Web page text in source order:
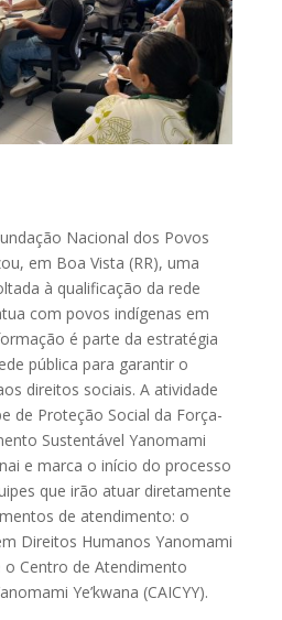
Nacional dos Povos
em Boa Vista (RR), uma
à qualificação da rede
com povos indígenas em
é parte da estratégia
pública para garantir o
direitos sociais. A atividade
de Proteção Social da Força-
Sustentável Yanomami
e marca o início do processo
que irão atuar diretamente
de atendimento: o
Direitos Humanos Yanomami
o Centro de Atendimento
Ye’kwana (CAICYY).